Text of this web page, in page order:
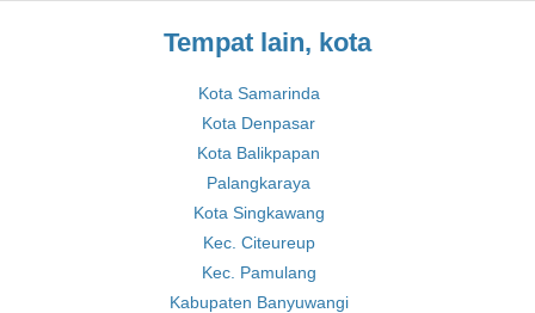
Tempat lain, kota
Kota Samarinda
Kota Denpasar
Kota Balikpapan
Palangkaraya
Kota Singkawang
Kec. Citeureup
Kec. Pamulang
Kabupaten Banyuwangi